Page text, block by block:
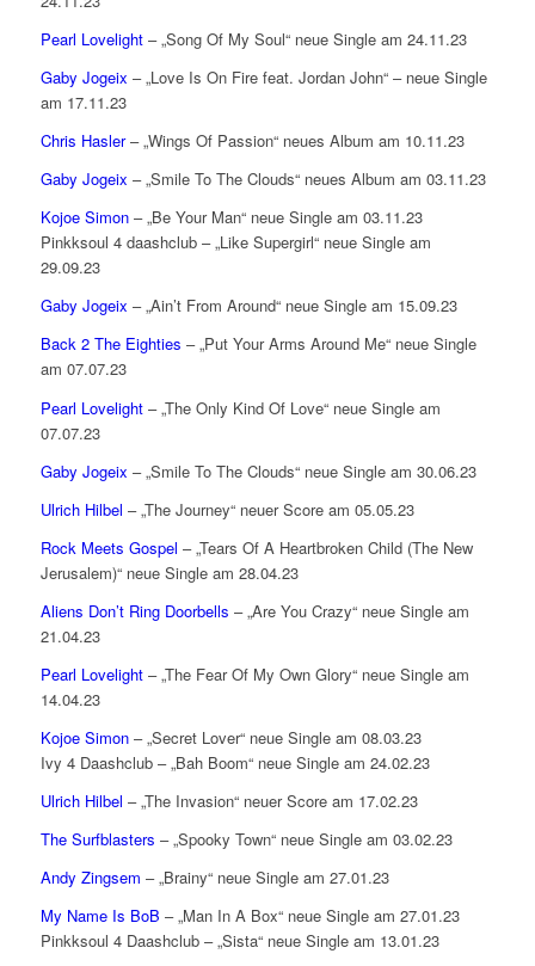
Pearl Lovelight– „Song Of My Soul“ neue Single am 24.11.23
Gaby Jogeix – „Love Is On Fire feat. Jordan John“ – neue Single
am 17.11.23
Chris Hasler– „Wings Of Passion“ neues Album am 10.11.23
Gaby Jogeix – „Smile To The Clouds“ neues Album am 03.11.23
Kojoe Simon– „Be Your Man“ neue Single am 03.11.23
Pinkksoul 4 daashclub – „Like Supergirl“ neue Single am
29.09.23
Gaby Jogeix – „Ain’t From Around“ neue Single am 15.09.23
Back 2 The Eighties – „Put Your Arms Around Me“ neue Single
am 07.07.23
Pearl Lovelight– „The Only Kind Of Love“ neue Single am
07.07.23
Gaby Jogeix – „Smile To The Clouds“ neue Single am 30.06.23
Ulrich Hilbel – „The Journey“ neuer Score am 05.05.23
Rock Meets Gospel – „Tears Of A Heartbroken Child (The New
Jerusalem)“ neue Single am 28.04.23
Aliens Don’t Ring Doorbells – „Are You Crazy“ neue Single am
21.04.23
Pearl Lovelight– „The Fear Of My Own Glory“ neue Single am
14.04.23
Kojoe Simon– „Secret Lover“ neue Single am 08.03.23
Ivy 4 Daashclub – „Bah Boom“ neue Single am 24.02.23
Ulrich Hilbel – „The Invasion“ neuer Score am 17.02.23
The Surfblasters – „Spooky Town“ neue Single am 03.02.23
Andy Zingsem – „Brainy“ neue Single am 27.01.23
My Name Is BoB – „Man In A Box“ neue Single am 27.01.23
Pinkksoul 4 Daashclub – „Sista“ neue Single am 13.01.23